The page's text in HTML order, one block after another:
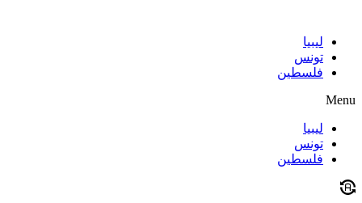
ليبيا
تونس
فلسطين
ليبيا
تونس
فلسطين